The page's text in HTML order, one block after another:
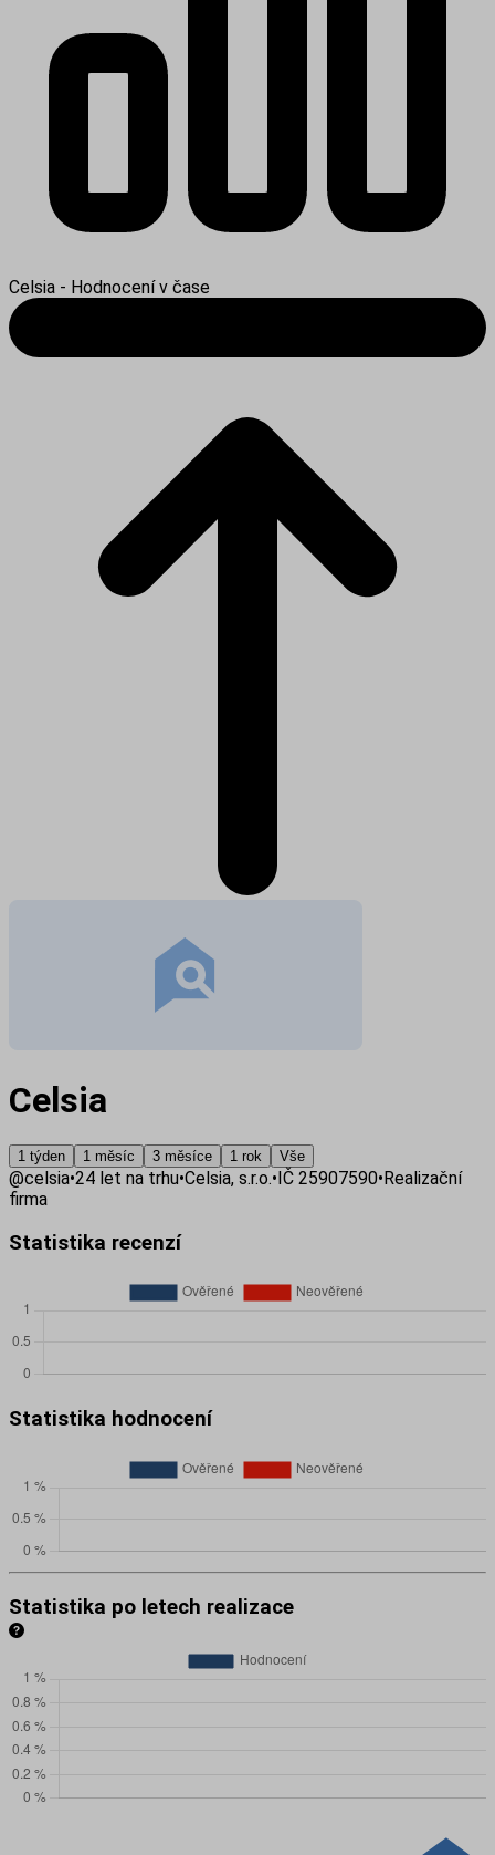
Celsia - Hodnocení v čase
Celsia
1 týden 1 měsíc 3 měsíce 1 rok Vše
@celsia•24 let na trhu•Celsia, s.r.o.•IČ 25907590•Realizační
firma
Statistika recenzí
Statistika hodnocení
Statistika po letech realizace